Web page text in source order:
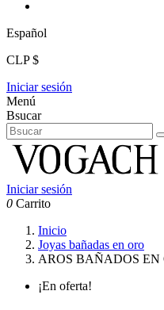
Español
CLP $
Iniciar sesión
Menú
Bsucar
Iniciar sesión
0 Carrito
Inicio
Joyas bañadas en oro
AROS BAÑADOS
¡En oferta!